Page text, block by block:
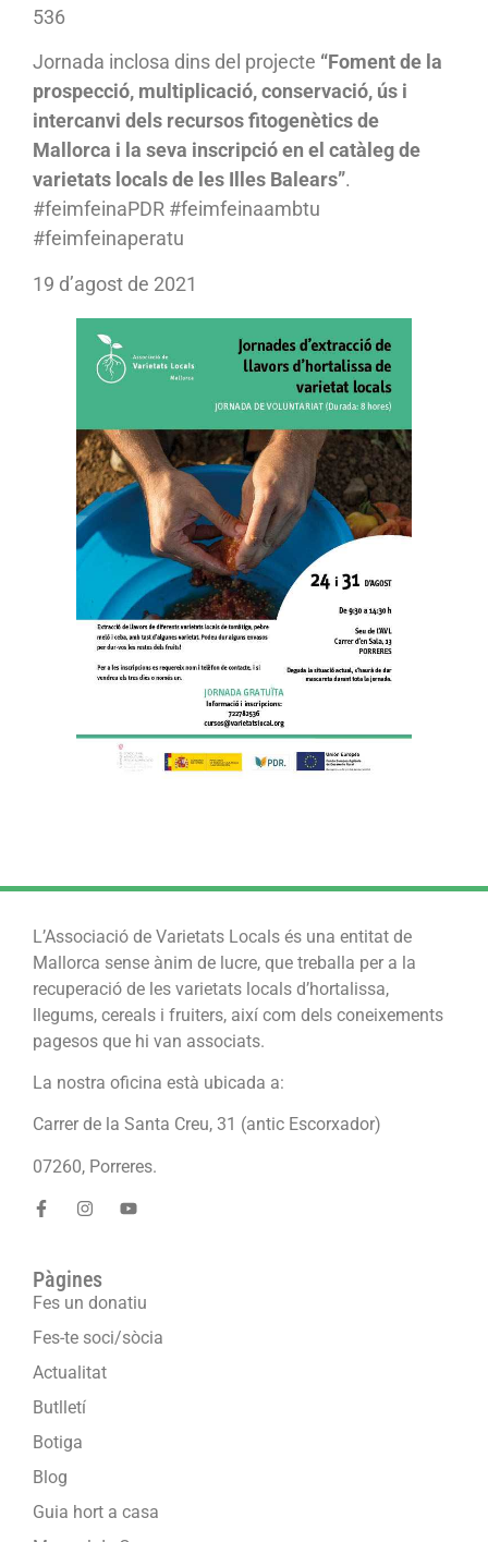
536
Jornada inclosa dins del projecte “Foment de la
prospecció, multiplicació, conservació, ús i
intercanvi dels recursos fitogenètics de
Mallorca i la seva inscripció en el catàleg de
varietats locals de les Illes Balears”.
#feimfeinaPDR #feimfeinaambtu
#feimfeinaperatu
19 d’agost de 2021
L’Associació de Varietats Locals és una entitat de
Mallorca sense ànim de lucre, que treballa per a la
recuperació de les varietats locals d’hortalissa,
llegums, cereals i fruiters, així com dels coneixements
pagesos que hi van associats.
La nostra oficina està ubicada a:
Carrer de la Santa Creu, 31 (antic Escorxador)
07260, Porreres.
Pàgines
Fes un donatiu
Fes-te soci/sòcia
Actualitat
Butlletí
Botiga
Blog
Guia hort a casa